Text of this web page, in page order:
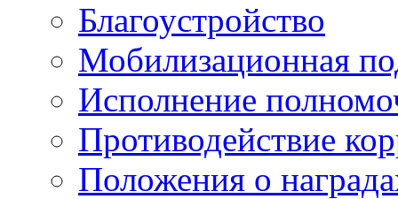
Благоустройство
Мобилизационная
Исполнение
Противодействие
Положения о